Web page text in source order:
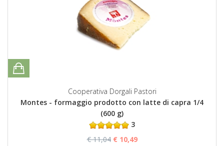
Cooperativa Dorgali Pastori
Montes - formaggio prodotto con latte di capra 1/4
(600 g)
3
€ 11,04 € 10,49